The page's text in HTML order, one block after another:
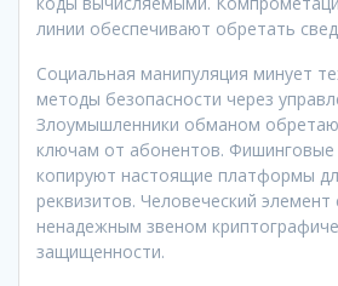
линии обеспечивают обретать
Социальная манипуляция минует
методы безопасности через
Злоумышленники обманом
ключам от абонентов. Фишинговые
копируют настоящие платформы
реквизитов. Человеческий элемент
ненадежным звеном
защищенности.